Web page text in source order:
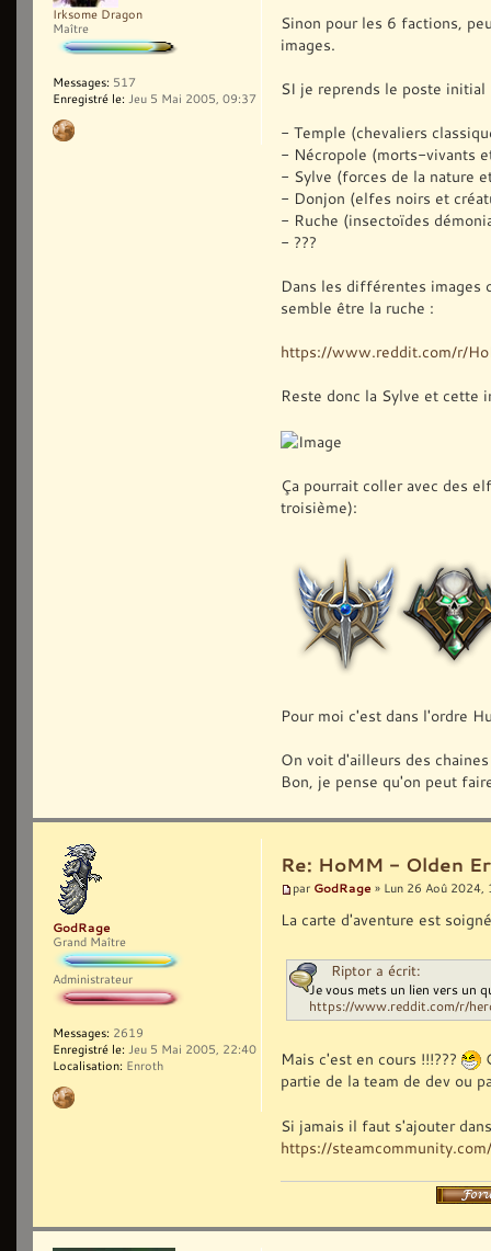
Sinon pour les 6 factions,
images.
SI je reprends le poste initial
- Temple (chevaliers
- Nécropole (morts-vivants
- Sylve (forces de la nature
- Donjon (elfes noirs et
- Ruche (insectoïdes
- ???
Dans les différentes images
semble être la ruche :
https://www.reddit.com/r/
Reste donc la Sylve et cette
Ça pourrait coller avec des
troisième):
Pour moi c'est dans l'ordre
On voit d'ailleurs des
Bon, je pense qu'on peut
Irksome Dragon
Maître
Messages: 517
Enregistré le: Jeu 5 Mai 2005, 09:37
Re: HoMM - Olden
par GodRage » Lun 26 Aoû 2024,
La carte d'aventure est
Riptor a écrit:
Je vous mets un lien vers un
https://www.reddit.com/r/
Mais c'est en cours !!!???
partie de la team de dev ou
Si jamais il faut s'ajouter
https://
GodRage
Grand Maître
Administrateur
Messages: 2619
Enregistré le: Jeu 5 Mai 2005, 22:40
Localisation: Enroth